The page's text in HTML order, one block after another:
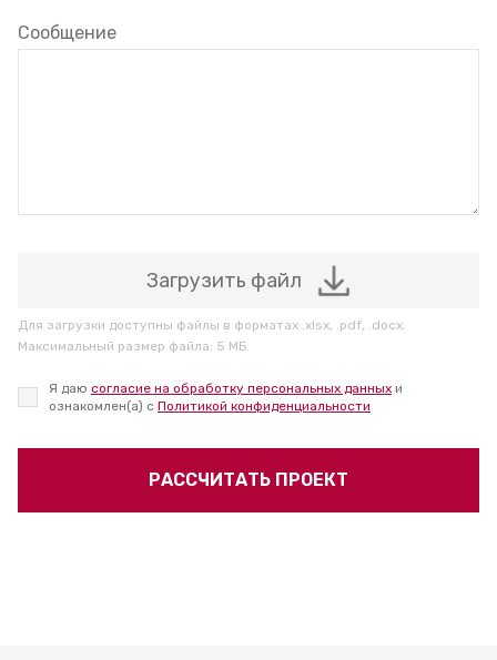
Сообщение
Загрузить файл
Для загрузки доступны файлы в форматах .xlsx, .pdf, .docx.
Максимальный размер файла: 5 МБ.
Я даю согласие на обработку персональных данных и
ознакомлен(а) с Политикой конфиденциальности
РАССЧИТАТЬ ПРОЕКТ